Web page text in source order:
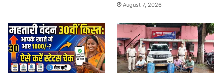
August 7, 2026